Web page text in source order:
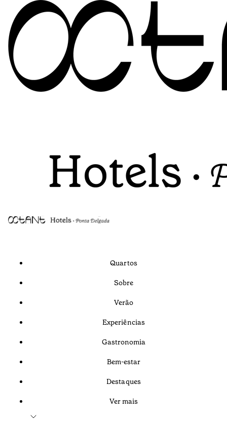
Quartos
Sobre
Verão
Experiências
Gastronomia
Bem-estar
Destaques
Ver mais